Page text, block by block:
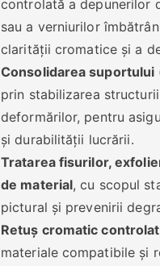
controlată a depunerilor
sau a verniurilor
clarității cromatice și a
Consolidarea suportului
prin stabilizarea
deformărilor, pentru
și durabilității lucrării.
Tratarea fisurilor,
de material, cu scopul
pictural și prevenirii
Retuș cromatic controlat
materiale compatibile și